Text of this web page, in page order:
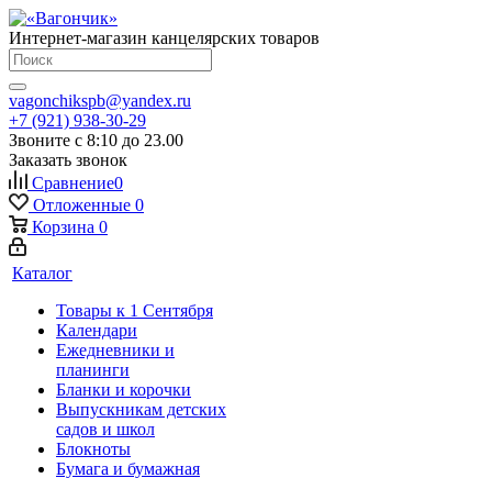
Интернет-магазин канцелярских товаров
vagonchikspb@yandex.ru
+7 (921) 938-30-29
Звоните с 8:10 до 23.00
Заказать звонок
Сравнение0
Отложенные 0
Корзина 0
Каталог
Товары к 1 Сентября
Календари
Ежедневники и
планинги
Бланки и корочки
Выпускникам детских
садов и школ
Блокноты
Бумага и бумажная